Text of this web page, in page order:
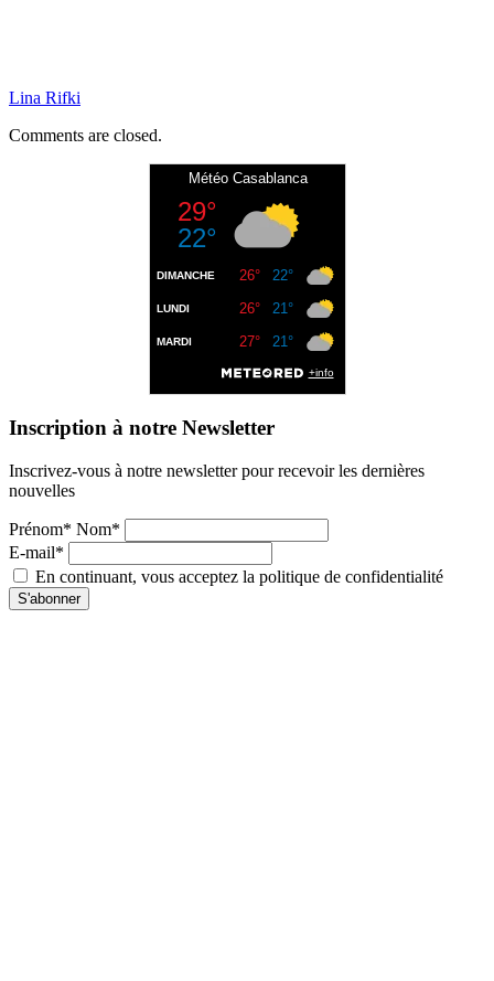
Lina Rifki
Comments are closed.
Inscription à notre Newsletter
Inscrivez-vous à notre newsletter pour recevoir les dernières
nouvelles
Prénom* Nom*
E-mail*
En continuant, vous acceptez la politique de confidentialité